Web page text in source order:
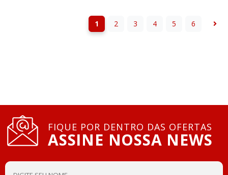
1 2 3 4 5 6
FIQUE POR DENTRO DAS OFERTAS
ASSINE NOSSA NEWS